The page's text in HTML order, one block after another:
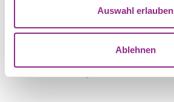
Auswahl erlauben
Ablehnen
RECHTSGEBIET
Datenschutzrecht
Mehr erfahren